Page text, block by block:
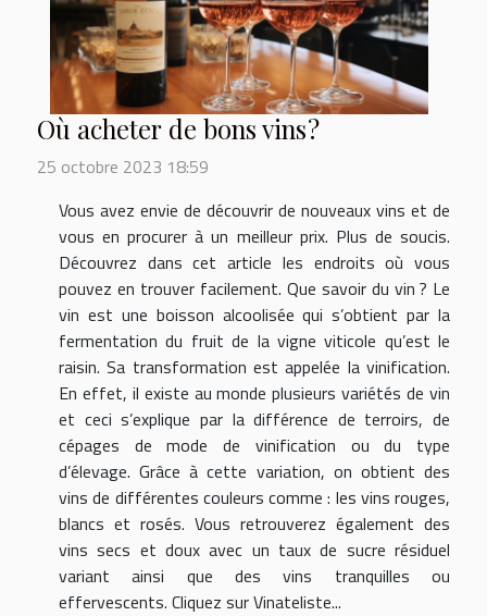
Où acheter de bons vins ?
25 octobre 2023 18:59
Vous avez envie de découvrir de nouveaux vins et de
vous en procurer à un meilleur prix. Plus de soucis.
Découvrez dans cet article les endroits où vous
pouvez en trouver facilement. Que savoir du vin ? Le
vin est une boisson alcoolisée qui s’obtient par la
fermentation du fruit de la vigne viticole qu’est le
raisin. Sa transformation est appelée la vinification.
En effet, il existe au monde plusieurs variétés de vin
et ceci s’explique par la différence de terroirs, de
cépages de mode de vinification ou du type
d’élevage. Grâce à cette variation, on obtient des
vins de différentes couleurs comme : les vins rouges,
blancs et rosés. Vous retrouverez également des
vins secs et doux avec un taux de sucre résiduel
variant ainsi que des vins tranquilles ou
effervescents. Cliquez sur Vinateliste...